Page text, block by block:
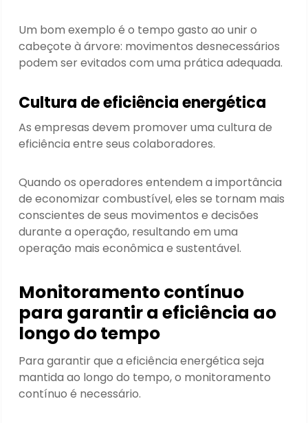
Um bom exemplo é o tempo gasto ao unir o
cabeçote à árvore: movimentos desnecessários
podem ser evitados com uma prática adequada.
Cultura de eficiência energética
As empresas devem promover uma cultura de
eficiência entre seus colaboradores.
Quando os operadores entendem a importância
de economizar combustível, eles se tornam mais
conscientes de seus movimentos e decisões
durante a operação, resultando em uma
operação mais econômica e sustentável.
Monitoramento contínuo
para garantir a eficiência ao
longo do tempo
Para garantir que a eficiência energética seja
mantida ao longo do tempo, o monitoramento
contínuo é necessário.